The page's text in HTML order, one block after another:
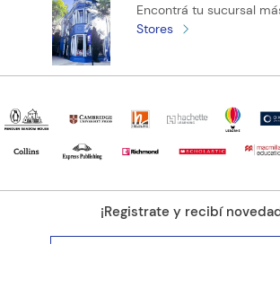
Encontrá tu sucursal
Stores
¡Registrate y recibí